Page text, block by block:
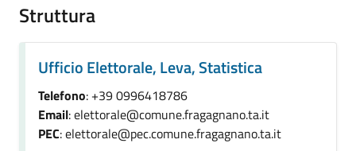
Struttura
Ufficio Elettorale, Leva, Statistica
Telefono: +39 0996418786
Email: elettorale@comune.fragagnano.ta.it
PEC: elettorale@pec.comune.fragagnano.ta.it